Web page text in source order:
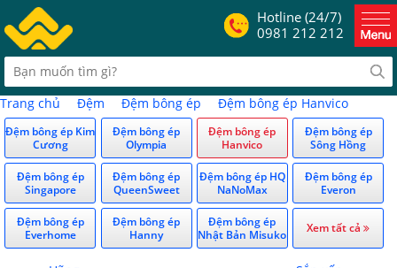
Hotline (24/7)
0981 212 212
Trang chủ Đệm Đệm bông ép Đệm bông ép Hanvico
Đệm bông ép Kim
Cương
Đệm bông ép
Olympia
Đệm bông ép
Hanvico
Đệm bông ép
Sông Hồng
Đệm bông ép
Singapore
Đệm bông ép
QueenSweet
Đệm bông ép HQ
NaNoMax
Đệm bông ép
Everon
Đệm bông ép
Everhome
Đệm bông ép
Hanny
Đệm bông ép
Nhật Bản Misuko
Xem tất cả